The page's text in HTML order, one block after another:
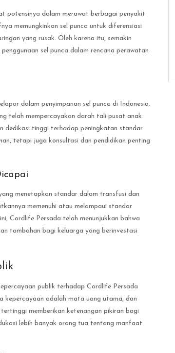
potensinya dalam merawat berbagai penyakit
memungkinkan sel punca untuk diferensiasi
yang rusak. Oleh karena itu, semakin
sel punca dalam rencana perawatan
dalam penyimpanan sel punca di Indonesia.
telah mempercayakan darah tali pusat anak
dedikasi tinggi terhadap peningkatan standar
tetapi juga konsultasi dan pendidikan penting
menetapkan standar dalam transfusi dan
memenuhi atau melampaui standar
Cordlife Persada telah menunjukkan bahwa
tambahan bagi keluarga yang berinvestasi
publik terhadap Cordlife Persada
kepercayaan adalah mata uang utama, dan
memberikan ketenangan pikiran bagi
lebih banyak orang tua tentang manfaat